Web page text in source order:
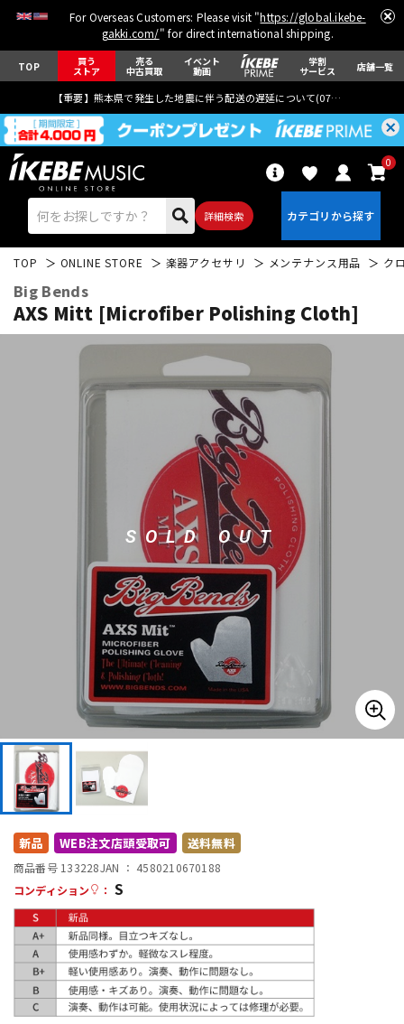
For Overseas Customers: Please visit "https://global.ikebe-
gakki.com/" for direct international shipping.
TOP 買う
ストア
売る
中古買取
イベント
動画
学割
サービス 店舗一覧
【重要】熊本県で発生した地震に伴う配送の遅延について(07月29日
詳細検索
0
パーカッション
キーボード 電子ピアノ
管楽器
アンプ
DJ機器
配信/ライブ機器
中古
TOP ONLINE STORE 楽器アクセサリ メンテナンス用品 ク
Big Bends
AXS Mitt [Microfiber Polishing Cloth]
SOLD OUT
新品 WEB注文店頭受取可 送料無料
商品番号 133228JAN ： 4580210670188
コンディション
： S